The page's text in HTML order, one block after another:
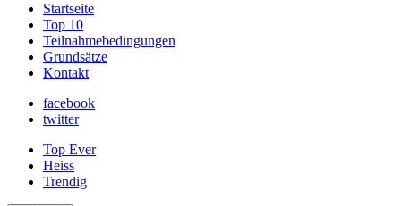
Startseite
Top 10
Teilnahmebedingungen
Grundsätze
Kontakt
facebook
twitter
Top Ever
Heiss
Trendig